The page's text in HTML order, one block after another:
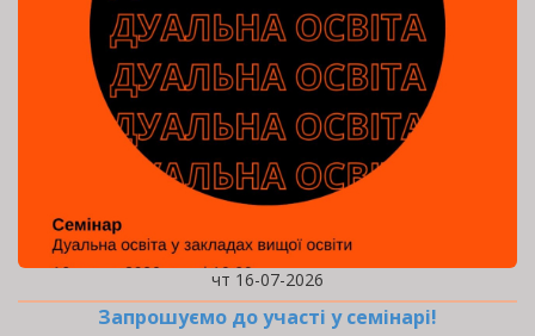
чт 16-07-2026
Запрошуємо до участі у семінарі!